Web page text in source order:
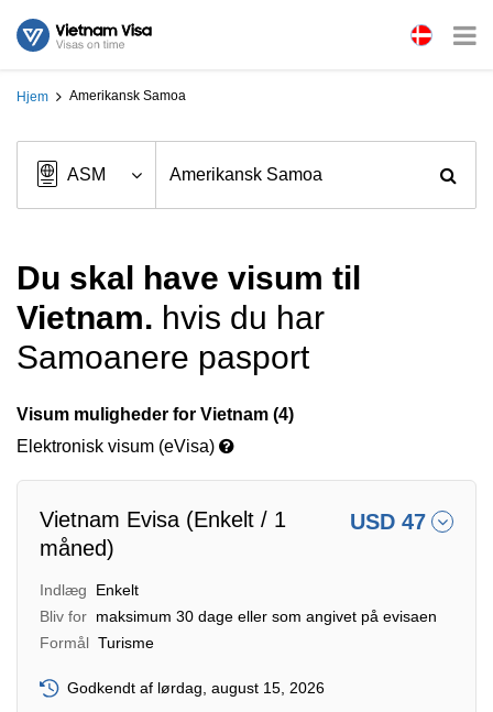
Hjem Amerikansk Samoa
Du skal have visum til
Vietnam. hvis du har
Samoanere pasport
Visum muligheder for Vietnam (4)
Elektronisk visum (eVisa)
Vietnam Evisa (Enkelt / 1
måned)
USD 47
Indlæg
Enkelt
Bliv for maksimum 30 dage eller som angivet på evisaen
Formål Turisme
Godkendt af lørdag, august 15, 2026